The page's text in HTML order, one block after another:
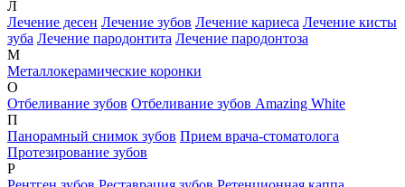
Л
Лечение десен Лечение зубов Лечение кариеса Лечение кисты
зуба Лечение пародонтита Лечение пародонтоза
М
Металлокерамические коронки
О
Отбеливание зубов Отбеливание зубов Amazing White
П
Панорамный снимок зубов Прием врача-стоматолога
Протезирование зубов
Р